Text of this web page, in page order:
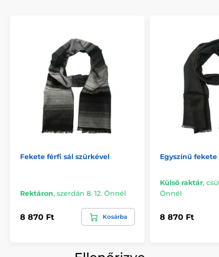
Fekete férfi sál szürkével
Rektáron, szerdán 8. 12. Önnél
8 870 Ft Kosárba
Egyszínű
Külső raktár,
Önnél
8 870 Ft